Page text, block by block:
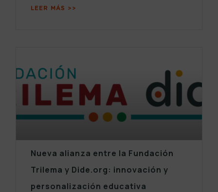
LEER MÁS >>
Nueva alianza entre la Fundación
Trilema y Dide.org: innovación y
personalización educativa